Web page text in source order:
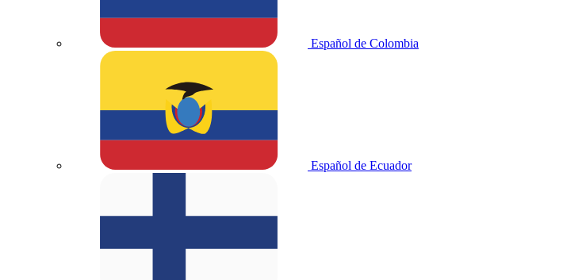
Español de Colombia
Español de Ecuador